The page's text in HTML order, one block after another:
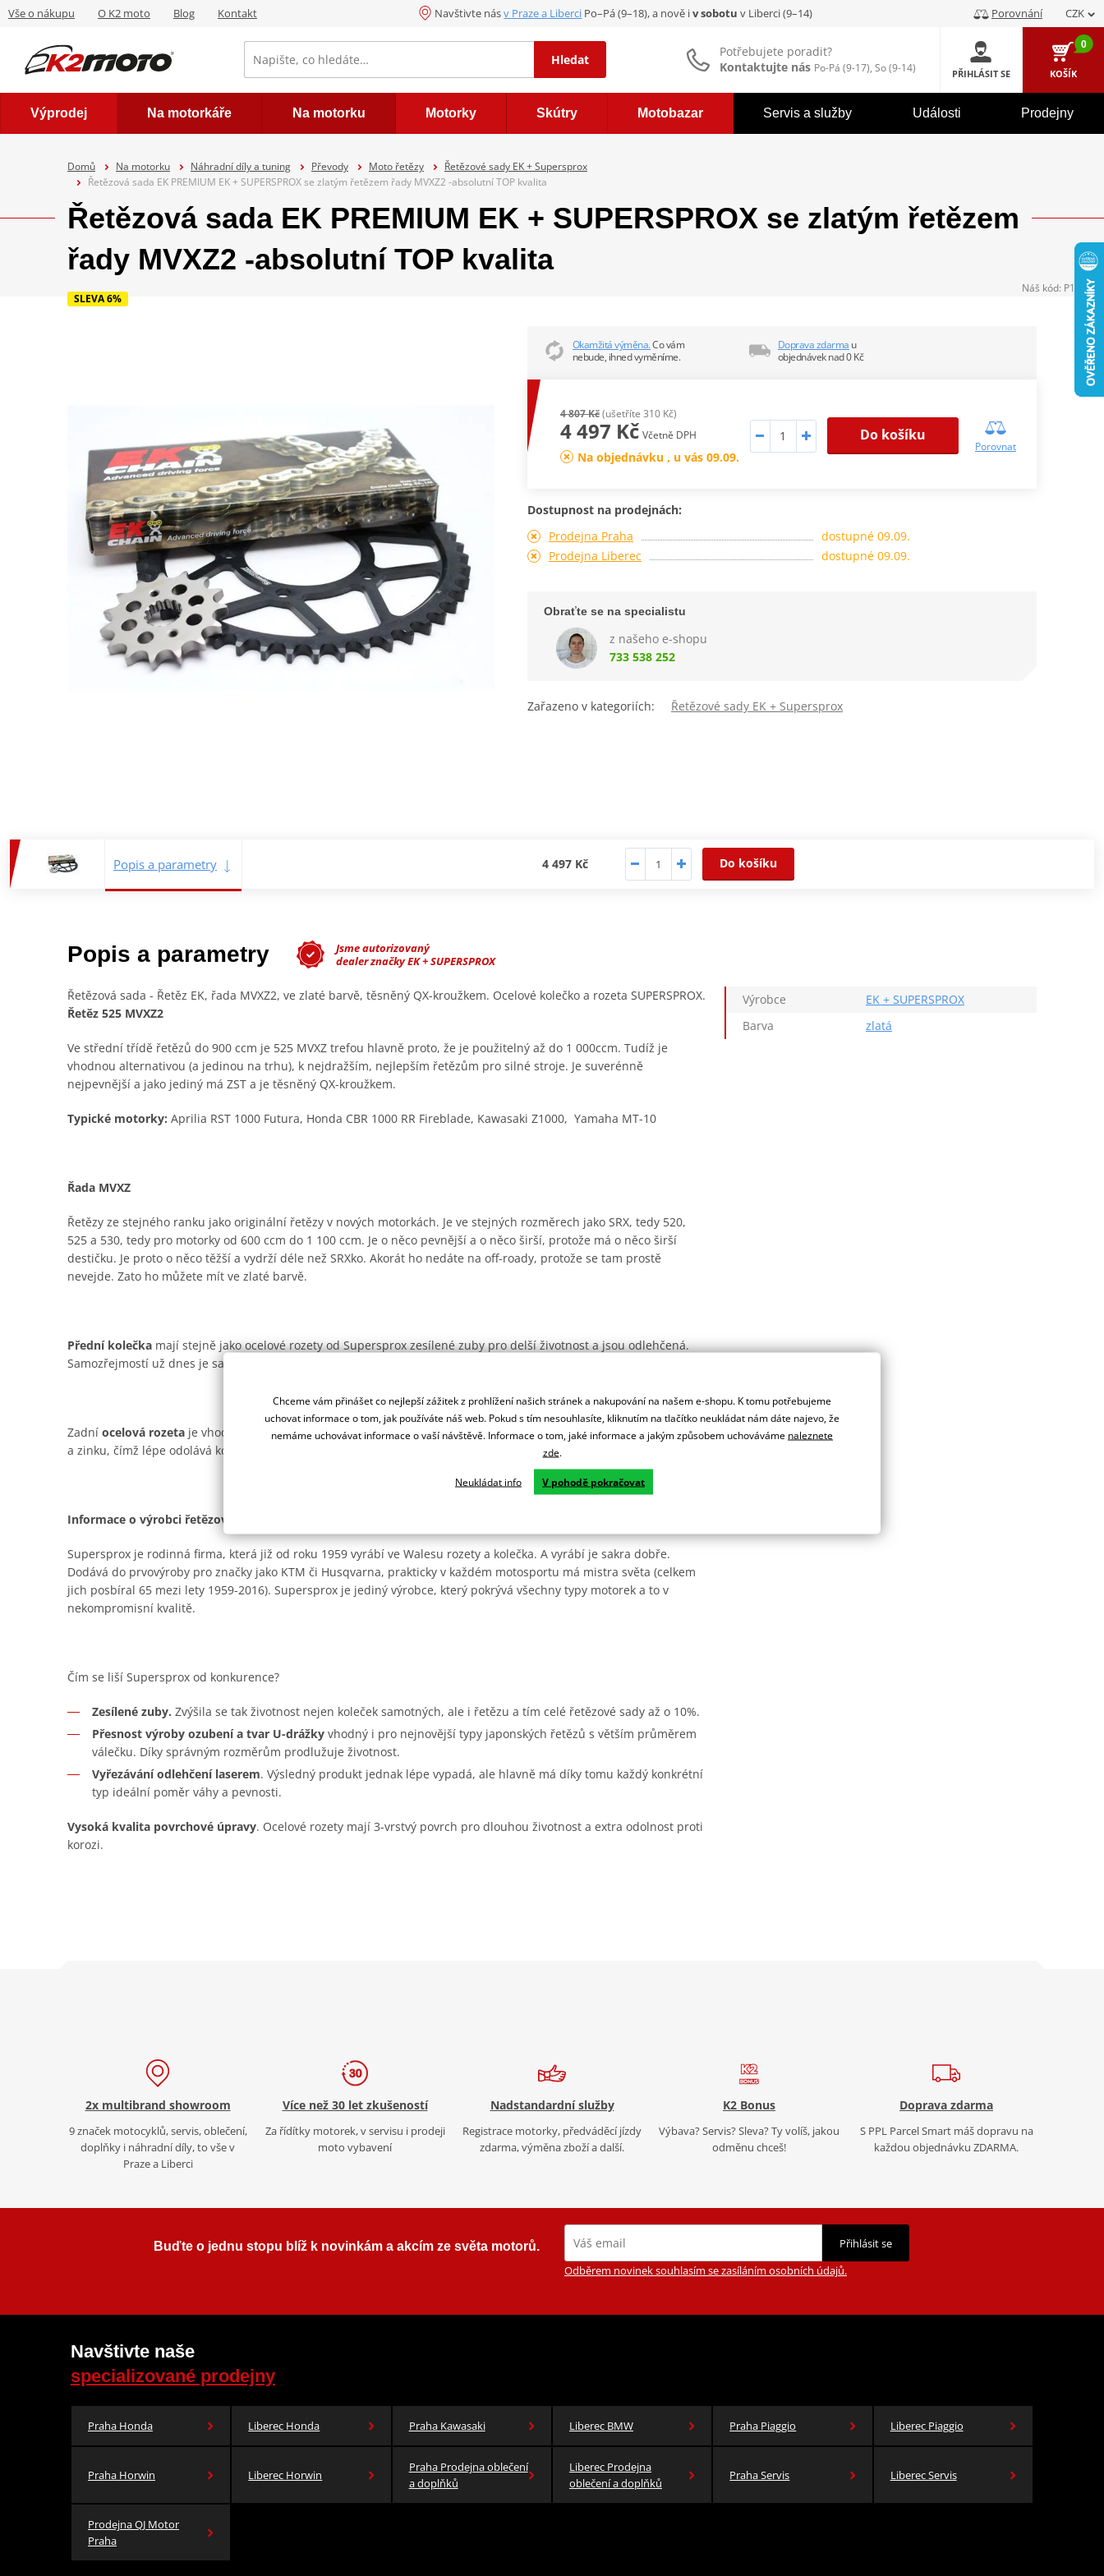
Vše o nákupu O K2 moto Blog Kontakt Navštivte násv Praze a Liberci Po–Pá (9–18), a nově iv sobotu v Liberci (9–14) Porovnání CZK
Hledat
Potřebujete poradit?
Kontaktujte nás Po-Pá (9-17), So (9-14) PŘIHLÁSIT SE
0
KOŠÍK
Výprodej Na motorkáře Na motorku Motorky Skútry Motobazar Servis a služby Události Prodejny
Domů Na motorku Náhradní díly a tuning Převody Moto řetězy
Řetězové sady EK + Supersprox
Řetězová sada EK PREMIUM EK + SUPERSPROX se zlatým řetězem řady MVXZ2 -absolutní TOP kvalita
Řetězová sada EK PREMIUM EK + SUPERSPROX se zlatým řetězem
řady MVXZ2 -absolutní TOP kvalita
SLEVA 6%
Okamžitá výměna.Co vám
nebude, ihned vyměníme.
Doprava zdarma u
objednávek nad 0 Kč
4 807 Kč(ušetříte 310 Kč)
4 497 Kč Včetně DPH
Na objednávku , u vás 09.09.
Do košíku
Porovnat
Dostupnost na prodejnách:
Prodejna Praha
dostupné 09.09.
Prodejna Liberec
dostupné 09.09.
Obraťte se na specialistu
z našeho e-shopu
733 538 252
Zařazeno v kategoriích: Řetězové sady EK + Supersprox
Popis a parametry 4 497 Kč Do košíku
Popis a parametry
Jsme autorizovaný
dealer značky EK + SUPERSPROX
Řetězová sada - Řetěz EK, řada MVXZ2, ve zlaté barvě, těsněný QX-kroužkem. Ocelové kolečko a rozeta SUPERSPROX.
Řetěz 525 MVXZ2
Ve střední třídě řetězů do 900 ccm je 525 MVXZ trefou hlavně proto, že je použitelný až do 1 000ccm. Tudíž je
vhodnou alternativou (a jedinou na trhu), k nejdražším, nejlepším řetězům pro silné stroje. Je suverénně
nejpevnější a jako jediný má ZST a je těsněný QX-kroužkem.
Typické motorky: Aprilia RST 1000 Futura, Honda CBR 1000 RR Fireblade, Kawasaki Z1000, Yamaha MT-10
Řada MVXZ
Řetězy ze stejného ranku jako originální řetězy v nových motorkách. Je ve stejných rozměrech jako SRX, tedy 520,
525 a 530, tedy pro motorky od 600 ccm do 1 100 ccm. Je o něco pevnější a o něco širší, protože má o něco širší
destičku. Je proto o něco těžší a vydrží déle než SRXko. Akorát ho nedáte na off-roady, protože se tam prostě
nevejde. Zato ho můžete mít ve zlaté barvě.
Přední kolečka mají stejně jako ocelové rozety od Supersprox zesílené zuby pro delší životnost a jsou odlehčená.
Samozřejmostí už dnes je samočistící drážka pro offroady.
Zadní ocelová rozeta je vhodná prakticky pro všechny typy a styly motorek a jezdců. Povrch je ze dvou vrstev - oceli
a zinku, čímž lépe odolává korozi. Ano, je trochu těžší než hliníková, ale zato je levnější a dále vydrží.
Informace o výrobci řetězových kol - Supersprox
Supersprox je rodinná firma, která již od roku 1959 vyrábí ve Walesu rozety a kolečka. A vyrábí je sakra dobře.
Dodává do prvovýroby pro značky jako KTM či Husqvarna, prakticky v každém motosportu má mistra světa (celkem
jich posbíral 65 mezi lety 1959-2016). Supersprox je jediný výrobce, který pokrývá všechny typy motorek a to v
nekompromisní kvalitě.
Čím se liší Supersprox od konkurence?
Zesílené zuby. Zvýšila se tak životnost nejen koleček samotných, ale i řetězu a tím celé řetězové sady až o 10%.
Přesnost výroby ozubení a tvar U-drážky vhodný i pro nejnovější typy japonských řetězů s větším průměrem
válečku. Díky správným rozměrům prodlužuje životnost.
Vyřezávání odlehčení laserem. Výsledný produkt jednak lépe vypadá, ale hlavně má díky tomu každý konkrétní
typ ideální poměr váhy a pevnosti.
Vysoká kvalita povrchové úpravy. Ocelové rozety mají 3-vrstvý povrch pro dlouhou životnost a extra odolnost proti
korozi.
Výrobce
EK + SUPERSPROX
Barva
zlatá
Náš kód: P104485
2x multibrand showroom
9 značek motocyklů, servis, oblečení,
doplňky i náhradní díly, to vše v
Praze a Liberci
Více než 30 let zkušeností
Za řídítky motorek, v servisu i prodeji
moto vybavení
Nadstandardní služby
Registrace motorky, předváděcí jízdy
zdarma, výměna zboží a další.
K2 Bonus
Výbava? Servis? Sleva? Ty volíš, jakou
odměnu chceš!
Doprava zdarma
S PPL Parcel Smart máš dopravu na
každou objednávku ZDARMA.
Buďte o jednu stopu blíž k novinkám a akcím ze světa motorů.
Přihlásit se
Odběrem novinek souhlasím se zasíláním osobních údajů.
Navštivte naše
specializované prodejny
Praha Honda Liberec Honda Praha Kawasaki Liberec BMW Praha Piaggio Liberec Piaggio
Praha Horwin Liberec Horwin
Praha Prodejna oblečení
a doplňků
Liberec Prodejna
oblečení a doplňků
Praha Servis Liberec Servis
Prodejna QJ Motor
Praha
Chceme vám přinášet co nejlepší zážitek z prohlížení našich stránek a nakupování na našem e-shopu. K tomu potřebujeme
uchovat informace o tom, jak používáte náš web. Pokud s tím nesouhlasíte, kliknutím na tlačítko neukládat nám dáte najevo, že
nemáme uchovávat informace o vaší návštěvě. Informace o tom, jaké informace a jakým způsobem uchováváme naleznete
zde.
Neukládat info V pohodě pokračovat